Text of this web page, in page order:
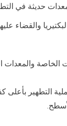
حديثة في
والقضاء
الخاصة
التطهير بأعلى